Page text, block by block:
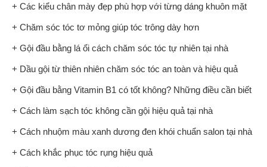
+ Các kiểu chân mày đẹp phù hợp với từng dáng khuôn mặt
+ Chăm sóc tóc tơ mỏng giúp tóc trông dày hơn
+ Gội đầu bằng lá ổi cách chăm sóc tóc tự nhiên tại nhà
+ Dầu gội từ thiên nhiên chăm sóc tóc an toàn và hiệu quả
+ Gội đầu bằng Vitamin B1 có tốt không? Những điều cần biết
+ Cách làm sạch tóc không cần gội hiệu quả tại nhà
+ Cách nhuộm màu xanh dương đen khói chuẩn salon tại nhà
+ Cách khắc phục tóc rụng hiệu quả